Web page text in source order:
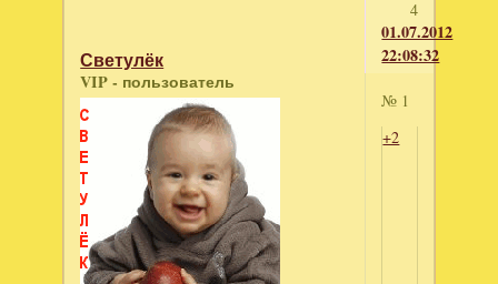
4
01.07.2012
22:08:32
Светулёк
VIP - пользователь
№ 1
+2